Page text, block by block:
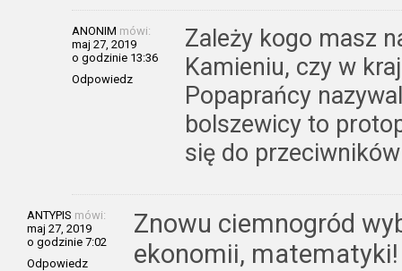
ANONIM mówi:
maj 27, 2019
o godzinie 13:36
Odpowiedz
Zależy kogo masz
Kamieniu, czy w
Popaprańcy
bolszewicy to
się do
ANTYPIS mówi:
maj 27, 2019
o godzinie 7:02
Odpowiedz
Znowu ciemnogród
ekonomii, matematyki!